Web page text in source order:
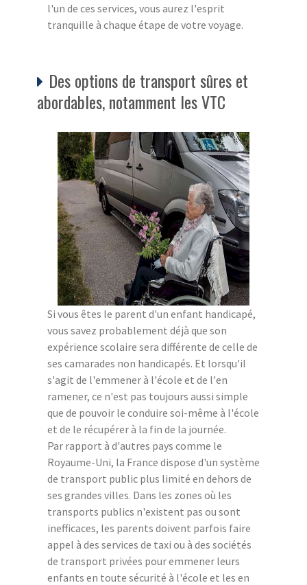
l'un de ces services, vous aurez l'esprit
tranquille à chaque étape de votre voyage.
Des options de transport sûres et
abordables, notamment les VTC
Si vous êtes le parent d'un enfant handicapé,
vous savez probablement déjà que son
expérience scolaire sera différente de celle de
ses camarades non handicapés. Et lorsqu'il
s'agit de l'emmener à l'école et de l'en
ramener, ce n'est pas toujours aussi simple
que de pouvoir le conduire soi-même à l'école
et de le récupérer à la fin de la journée.
Par rapport à d'autres pays comme le
Royaume-Uni, la France dispose d'un système
de transport public plus limité en dehors de
ses grandes villes. Dans les zones où les
transports publics n'existent pas ou sont
inefficaces, les parents doivent parfois faire
appel à des services de taxi ou à des sociétés
de transport privées pour emmener leurs
enfants en toute sécurité à l'école et les en